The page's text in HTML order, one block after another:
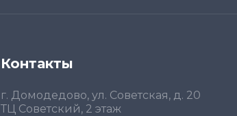
Контакты
г. Домодедово, ул. Советская, д. 20
ТЦ Советский, 2 этаж